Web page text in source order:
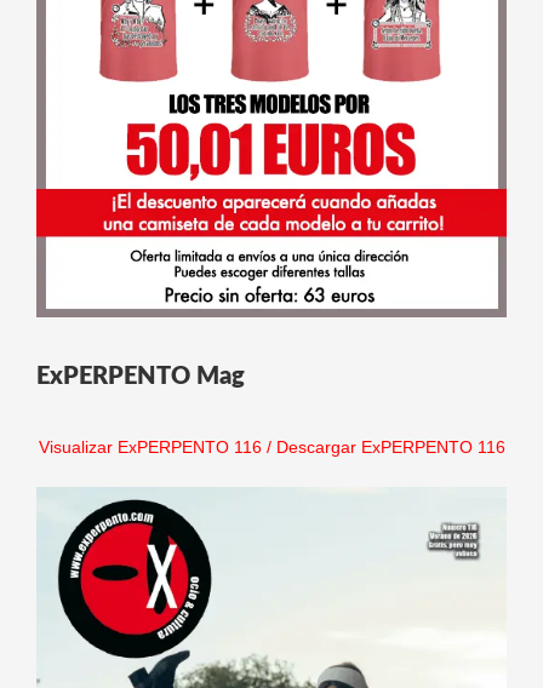
ExPERPENTO Mag
Visualizar ExPERPENTO 116/ Descargar ExPERPENTO 116